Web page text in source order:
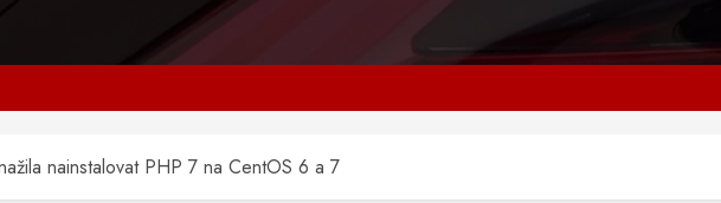
nainstalovat PHP 7 na CentOS 6 a 7